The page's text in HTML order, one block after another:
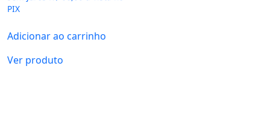
PIX
Adicionar ao carrinho
Ver produto